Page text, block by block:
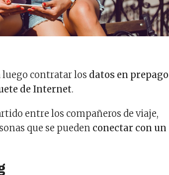
luego contratar los datos en prepago
de Internet.
entre los compañeros de viaje,
que se pueden conectar con un